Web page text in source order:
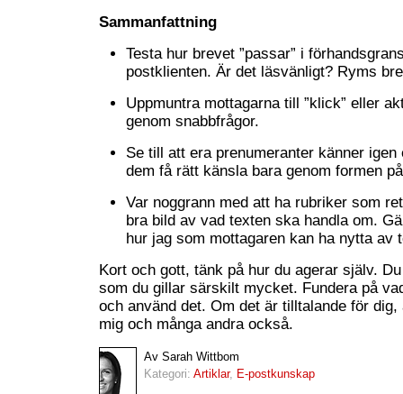
Sammanfattning
Testa hur brevet ”passar” i
postklienten. Är det läsvänligt? Ryms
Uppmuntra mottagarna till ”klick” eller
genom snabbfrågor.
Se till att era prenumeranter känner
dem få rätt känsla bara genom formen
Var noggrann med att ha rubriker som
bra bild av vad texten ska handla om.
hur jag som mottagaren kan ha nytta av
Kort och gott, tänk på hur du agerar själv.
som du gillar särskilt mycket. Fundera på
och använd det. Om det är tilltalande för
mig och många andra också.
Av Sarah Wittbom
Kategori: Artiklar, E-postkunskap